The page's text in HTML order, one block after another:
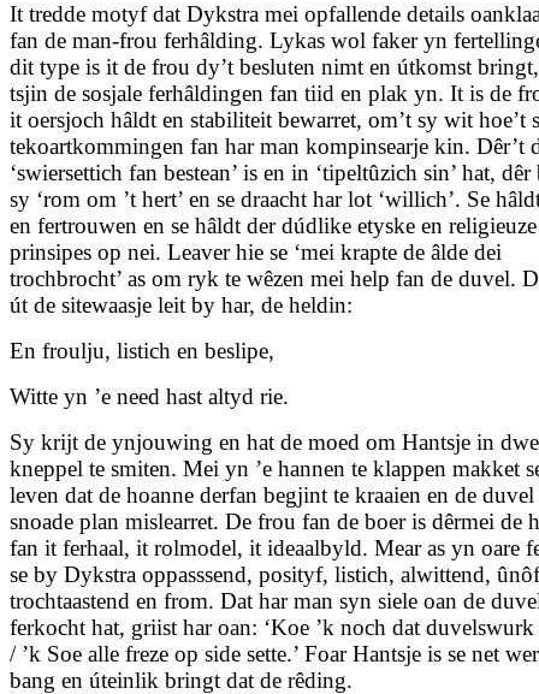
It tredde motyf dat Dykstra mei opfallende details
fan de man-frou ferhâlding. Lykas wol faker yn
dit type is it de frou dy’t besluten nimt en útkomst
tsjin de sosjale ferhâldingen fan tiid en plak yn. It is de
it oersjoch hâldt en stabiliteit bewarret, om’t sy wit hoe’t
tekoartkommingen fan har man kompinsearje kin. Dêr’t
‘swiersettich fan bestean’ is en in ‘tipeltûzich sin’ hat,
sy ‘rom om ’t hert’ en se draacht har lot ‘willich’. Se
en fertrouwen en se hâldt der dúdlike etyske en religieuze
prinsipes op nei. Leaver hie se ‘mei krapte de âlde dei
trochbrocht’ as om ryk te wêzen mei help fan de duvel.
út de sitewaasje leit by har, de heldin:
En froulju, listich en beslipe,
Witte yn ’e need hast altyd rie.
Sy krijt de ynjouwing en hat de moed om Hantsje in
kneppel te smiten. Mei yn ’e hannen te klappen makket
leven dat de hoanne derfan begjint te kraaien en de
snoade plan mislearret. De frou fan de boer is dêrmei de
fan it ferhaal, it rolmodel, it ideaalbyld. Mear as yn oare
se by Dykstra oppasssend, posityf, listich, alwittend,
trochtaastend en from. Dat har man syn siele oan de
ferkocht hat, griist har oan: ‘Koe ’k noch dat duvelswurk
/ ’k Soe alle freze op side sette.’ Foar Hantsje is se net
bang en úteinlik bringt dat de rêding.